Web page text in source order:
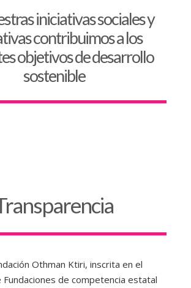
iniciativas sociales y
contribuimos a los
objetivos de desarrollo
sostenible
Othman Ktiri, inscrita en el
de competencia estatal